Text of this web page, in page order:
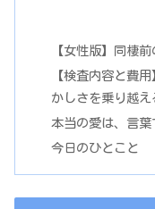
【女性版】同棲
【検査内容と費
かしさを乗り越え
本当の愛は、言
今日のひとこと